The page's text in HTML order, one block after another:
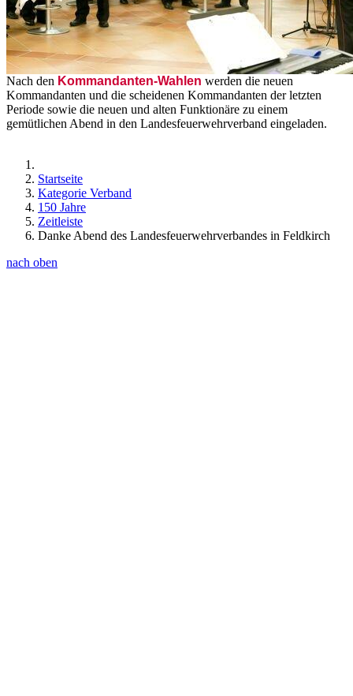
Nach den Kommandanten-Wahlen werden die neuen
Kommandanten und die scheidenen Kommandanten der letzten
Periode sowie die neuen und alten Funktionäre zu einem
gemütlichen Abend in den Landesfeuerwehrverband eingeladen.
Startseite
Kategorie Verband
150 Jahre
Zeitleiste
Danke Abend des Landesfeuerwehrverbandes in Feldkirch
nach oben